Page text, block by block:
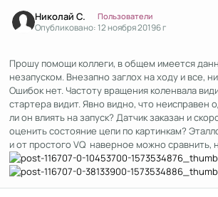
Николай С. Пользователи
Опубликовано:12 ноября 20196 г
Прошу помощи коллеги, в общем имеется
незапуском. Внезапно заглох на ходу и все,
Ошибок нет. Частоту вращения коленвала
стартера видит. Явно видно, что неисправен
ли он влиять на запуск? Датчик заказан и
оценить состояние цепи по картинкам?
и от простого VQ наверное можно сравнить,